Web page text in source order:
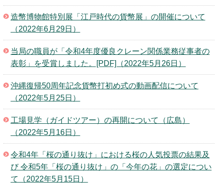
造幣博物館特別展「江戸時代の貨幣展」の開催について
（2022年6月29日）
当局の職員が「令和4年度優良クレーン関係業務従事者の
表彰」を受賞しました。[PDF]（2022年5月26日）
沖縄復帰50周年記念貨幣打初め式の動画配信について
（2022年5月25日）
工場見学（ガイドツアー）の再開について（広島）
（2022年5月16日）
令和4年「桜の通り抜け」における桜の人気投票の結果及
び 令和5年「桜の通り抜け」の「今年の花」の選定につい
て（2022年5月15日）